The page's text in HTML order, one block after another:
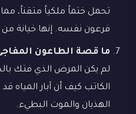
تحمل ختماً ملكياً متقناً،
فرعون نفسه. إنها خيانة
ما قصة الطاعون
لم يكن المرض الذي فتك
الكاتب كيف أن آبار المياه
الهذيان والموت البطيء.